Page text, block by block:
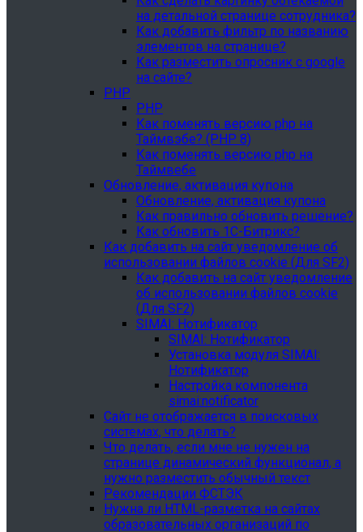
на детальной странице сотрудника?
Как добавить фильтр по названию
элементов на странице?
Как разместить опросник с google
на сайте?
PHP
PHP
Как поменять версию php на
Таймвэбе? (PHP 8)
Как поменять версию php на
Таймвебе
Обновление, активация купона
Обновление, активация купона
Как правильно обновить решение?
Как обновить 1С-Битрикс?
Как добавить на сайт уведомление об
использовании файлов cookie (Для SF2)
Как добавить на сайт уведомление
об использовании файлов cookie
(Для SF2)
SIMAI: Нотификатор
SIMAI: Нотификатор
Установка модуля SIMAI:
Нотификатор
Настройка компонента
simai:notificator
Сайт не отображается в поисковых
системах, что делать?
Что делать, если мне не нужен на
странице динамический функционал, а
нужно разместить обычный текст
Рекомендации ФСТЭК
Нужна ли HTML-разметка на сайтах
образовательных организаций по